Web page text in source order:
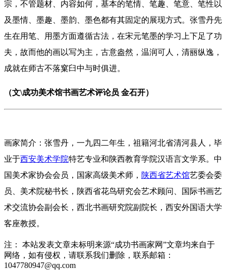
宗，不管题材、内容如何，基本的笔情、笔趣、笔意、笔性以
及墨情、墨趣、墨韵、墨色都有其固定的展现方式。张雪丹先
生在用笔、用墨方面遵循古法，在宋元笔墨的学习上下足了功
夫，故而他的画以写为主，古意盎然，温润可人，清丽纵逸，
成就在师古不落窠臼中与时俱进。
（文\成功美术馆书画艺术评论员 金石开）
画家简介：张雪丹，一九四二年生，祖籍河北省清河县人，毕
业于西安美术学院特艺专业和陕西教育学院汉语言文学系。中
国美术家协会会员，国家高级美术师， 陕西省艺术馆艺委会委
员、美术院秘书长，陕西省花鸟研究会艺术顾问、国际书画艺
术交流协会副会长，西北书画研究院副院长，西安外国语大学
客座教授。
注： 本站发表文章未标明来源“成功书画家网”文章均来自于
网络，如有侵权，请联系我们删除，联系邮箱：
1047780947@qq.com